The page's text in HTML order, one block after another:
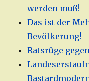
werden muß!
Das ist der
Bevölkerung!
Ratsrüge